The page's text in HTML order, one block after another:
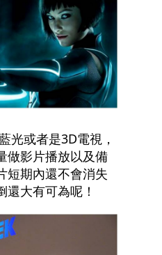
光或者是3D電視，
做影片播放以及備
短期內還不會消失
大有可為呢！